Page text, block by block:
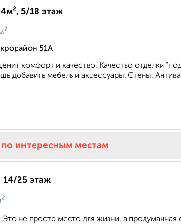
5/18 этаж
51А
комфорт и качество. Качество отделки
добавить мебель и аксессуары. Стены:
интересным местам
14/25 этаж
Это не просто место для жизни, а продуманная